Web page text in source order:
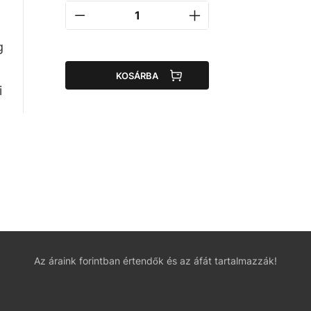
KOSÁRBA
Az áraink forintban értendők és az áfát tartalmazzák!